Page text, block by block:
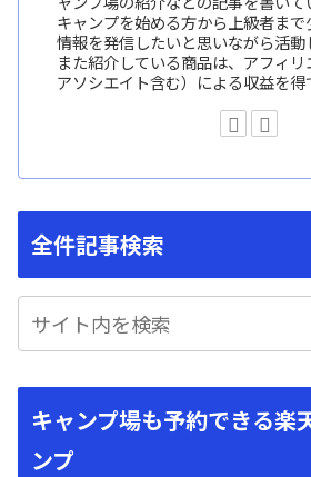
キャンプを始める方から上級者ま
情報を発信したいと思いながら活動
また紹介している商品は、アフィ
アソシエイト含む）による収益を得
全件記事検索
キャンプ場も予約できる楽
ンプ